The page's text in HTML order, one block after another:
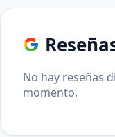
No hay reseñas
momento.